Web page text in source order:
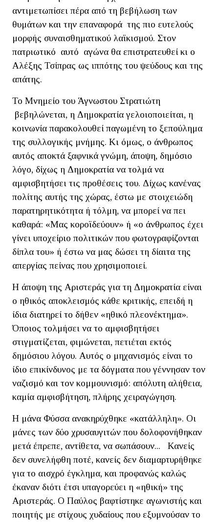
αντιμετωπίσει πέρα από τη βεβήλωση των
θυμάτων και την επαναφορά της πιο ευτελούς
μορφής συναισθηματικού λαϊκισμού. Στον
πατριωτικό αυτό αγώνα θα επιστρατευθεί κι ο
Αλέξης Τσίπρας ως ιππότης του ψεύδους και της
απάτης.
Το Μνημείο του Άγνωστου Στρατιώτη
βεβηλώνεται, η Δημοκρατία γελοιοποιείται, η
κοινωνία παρακολουθεί παγωμένη το ξεπούλημα
της συλλογικής μνήμης. Κι όμως, ο άνθρωπος
αυτός αποκτά ξαφνικά γνώμη, άποψη, δημόσιο
λόγο, δίχως η Δημοκρατία να τολμά να
αμφισβητήσει τις προθέσεις του. Δίχως κανένας
πολίτης αυτής της χώρας, έστω με στοιχειώδη
παρατηρητικότητα ή τόλμη, να μπορεί να πει
καθαρά: «Μας κοροϊδεύουν» ή «ο άνθρωπος έχει
γίνει υποχείριο πολιτικών που φωτογραφίζονται
δίπλα του» ή έστω να μας δώσει τη δίαιτα της
απεργίας πείνας που χρησιμοποιεί.
Η άποψη της Αριστεράς για τη Δημοκρατία είναι
ο ηθικός αποκλεισμός κάθε κριτικής, επειδή η
ίδια διατηρεί το δήθεν «ηθικό πλεονέκτημα».
Όποιος τολμήσει να το αμφισβητήσει
στιγματίζεται, φιμώνεται, πετιέται εκτός
δημόσιου λόγου. Αυτός ο μηχανισμός είναι το
ίδιο επικίνδυνος με τα δόγματα που γέννησαν τον
ναζισμό και τον κομμουνισμό: απόλυτη αλήθεια,
καμία αμφισβήτηση, πλήρης χειραγώγηση.
Η μάνα Φύσσα ανακηρύχθηκε «κατάλληλη». Οι
μάνες των δύο χρυσαυγιτών που δολοφονήθηκαν
μετά έπρεπε, αντίθετα, να σωπάσουν... Κανείς
δεν συνελήφθη ποτέ, κανείς δεν διαμαρτυρήθηκε
για το αισχρό έγκλημα, και προφανώς καλώς
έκαναν διότι έτσι υπαγορεύει η «ηθική» της
Αριστεράς. Ο Παύλος βαφτίστηκε αγωνιστής και
ποιητής με στίχους χυδαίους που εξυμνούσαν το